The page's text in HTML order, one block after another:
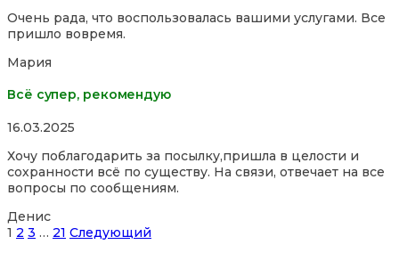
out
of
Очень рада, что воспользовалась вашими услугами. Все
пришло вовремя.
Мария
Всё супер, рекомендую
Rated
out
of
5
16.03.2025
Хочу поблагодарить за посылку,пришла в целости и
сохранности всё по существу. На связи, отвечает на все
вопросы по сообщениям.
Денис
Site
Страница
1 Страница
2 Страница
3 … Страница
21 Следующий